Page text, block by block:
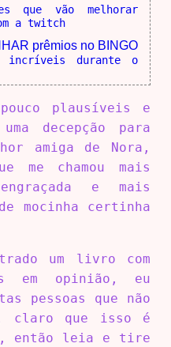
que vão melhorar
a twitch
prêmios no BINGO
incríveis durante o
plausíveis e
decepção para
amiga de Nora,
me chamou mais
e mais
mocinha certinha
um livro com
em opinião, eu
pessoas que não
claro que isso é
então leia e tire